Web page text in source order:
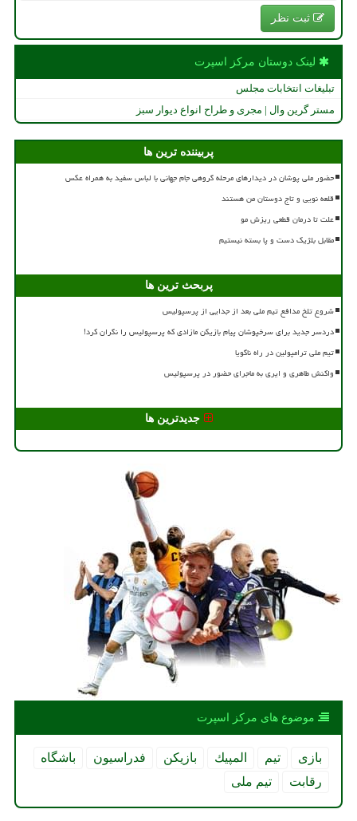
ثبت نظر
لینک دوستان مركز اسپرت
تبلیغات انتخابات مجلس
مستر گرین وال | مجری و طراح انواع دیوار سبز
پربیننده ترین ها
حضور ملی پوشان در دیدارهای مرحله گروهی جام جهانی با لباس سفید به همراه عکس
قلعه نویی و تاج دوستان من هستند
علت تا درمان قطعی ریزش مو
مقابل بلژیک دست و پا بسته نیستیم
پربحث ترین ها
شروع تلخ مدافع تیم ملی بعد از جدایی از پرسپولیس
دردسر جدید برای سرخپوشان پیام بازیکن مازادی که پرسپولیس را نگران کرد!
تیم ملی ترامپولین در راه ناگویا
واکنش طاهری و ایری به ماجرای حضور در پرسپولیس
جدیدترین ها
موضوع های مركز اسپرت
بازی تیم المپیك بازیكن فدراسیون
باشگاه
رقابت
تیم ملی